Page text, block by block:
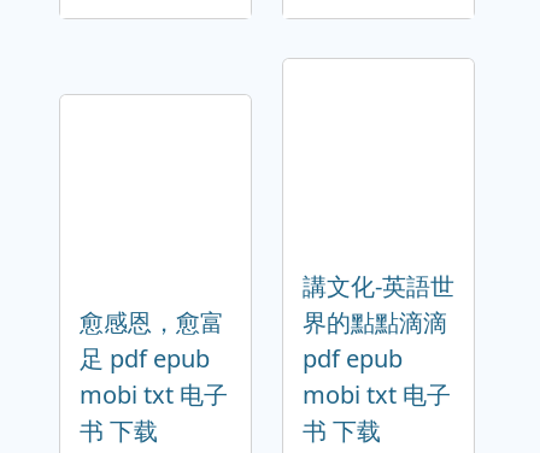
愈感恩，愈富
足 pdf epub
mobi txt 电子
书 下载
講文化-英語世
界的點點滴滴
pdf epub
mobi txt 电子
书 下载